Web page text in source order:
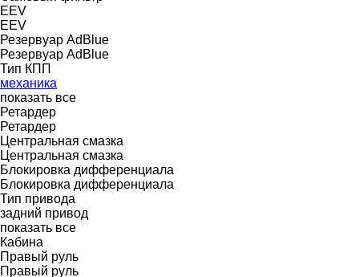
EEV
EEV
Резервуар AdBlue
Резервуар AdBlue
Тип КПП
механика
показать все
Ретардер
Ретардер
Центральная смазка
Центральная смазка
Блокировка дифференциала
Блокировка дифференциала
Тип привода
задний привод
показать все
Кабина
Правый руль
Правый руль